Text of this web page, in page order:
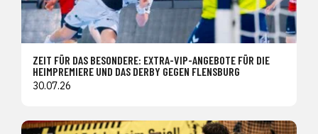
ZEIT FÜR DAS BESONDERE: EXTRA-VIP-ANGEBOTE FÜR DIE
HEIMPREMIERE UND DAS DERBY GEGEN FLENSBURG
30.07.26